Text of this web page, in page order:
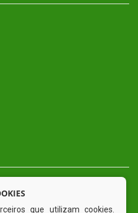
que utilizam cookies.